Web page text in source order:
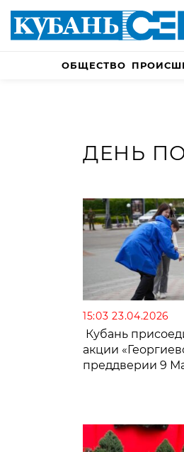
ОБЩЕСТВО
ДЕНЬ
15:03 23.04.2026
Кубань
акции
преддверии 9